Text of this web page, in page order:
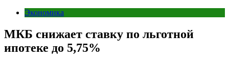
Экономика
МКБ снижает ставку по льготной
ипотеке до 5,75%